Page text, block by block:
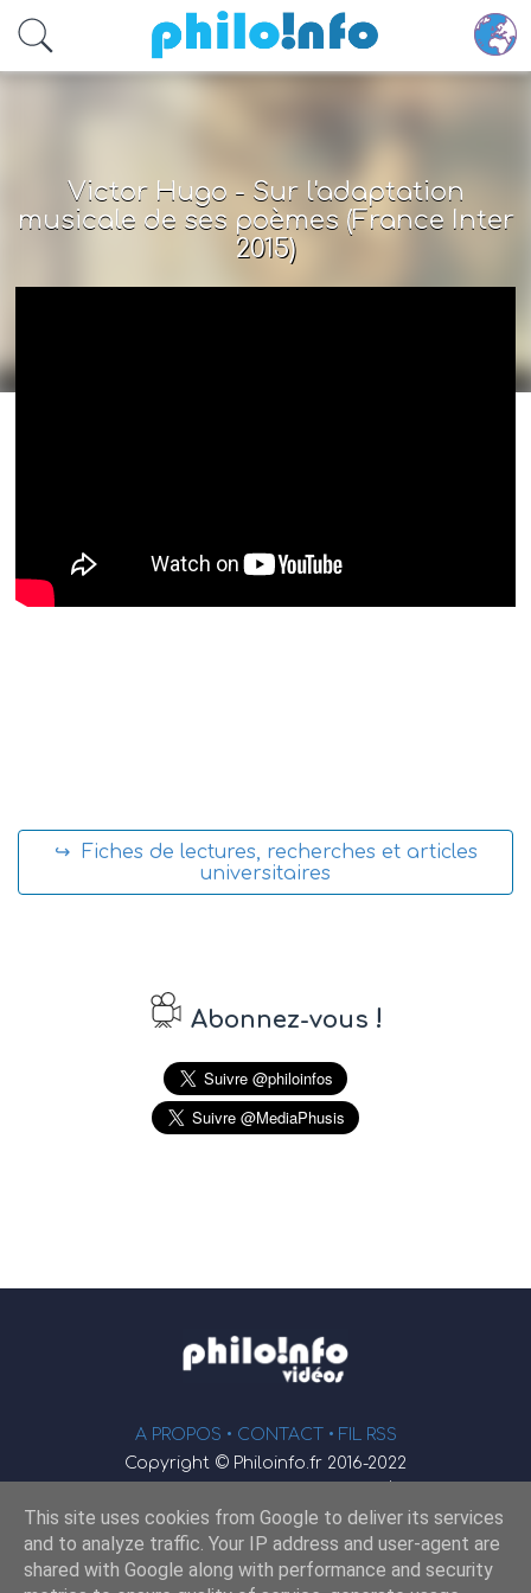
Accéder au contenu principal
Victor Hugo - Sur l'adaptation
musicale de ses poèmes (France Inter
2015)
↪ Fiches de lectures, recherches et articles
universitaires
Abonnez-vous !
A PROPOS • CONTACT • FIL RSS
Copyright © Philoinfo.fr 2016-2022
φ
Webmaster : JEND
This site uses cookies from Google to deliver its services
and to analyze traffic. Your IP address and user-agent are
shared with Google along with performance and security